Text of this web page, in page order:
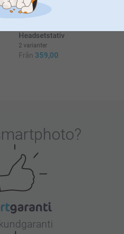
(17 omdömen)
Headsetstativ
2 varianter
Från 359,00
?